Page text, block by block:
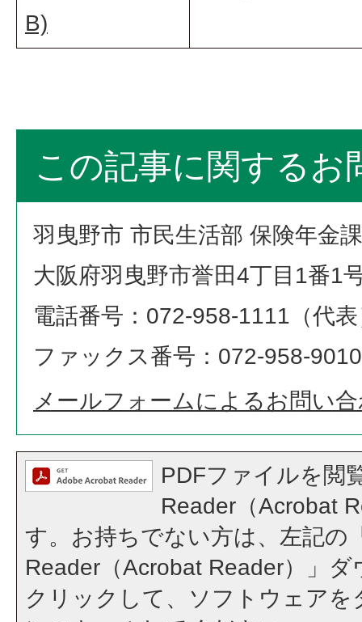
B)
この記事に関するお
羽曳野市 市民生活部 保険年金課
大阪府羽曳野市誉田4丁目1番1
電話番号：072-958-1111（代
ファックス番号：072-958-9010
メールフォームによるお問い
PDFファイルを閲
Reader（Acrobat
す。お持ちでない方は、左記の
Reader（Acrobat Reader）」
クリックして、ソフトウェア